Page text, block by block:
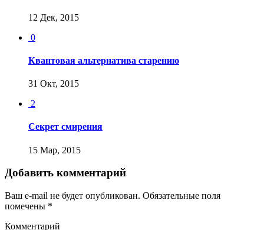
12 Дек, 2015
0
Квантовая альтернатива старению
31 Окт, 2015
2
Секрет смирения
15 Мар, 2015
Добавить комментарий
Ваш e-mail не будет опубликован. Обязательные поля
помечены *
Комментарий